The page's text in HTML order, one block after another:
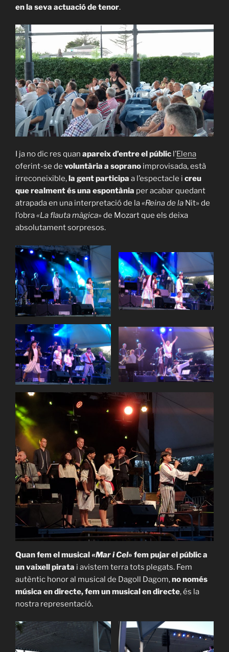
en la seva actuació de tenor.
I ja no dic res quan apareix d’entre el públic l’Elena
oferint-se de voluntària a soprano improvisada, està
irreconeixible,la gent participa a l’espectacle i creu
que realment és una espontània per acabar quedant
atrapada en una interpretació de la«Reina de la Nit» de
l’obra«La flautamàgica» de Mozart que els deixa
absolutament sorpresos.
Quan fem el musical«Mar iCel» fem pujar el públic a
un vaixell pirata i avistem terra tots plegats. Fem
autèntic honor al musical de Dagoll Dagom,no només
música en directe, fem un musical en directe, és la
nostra representació.